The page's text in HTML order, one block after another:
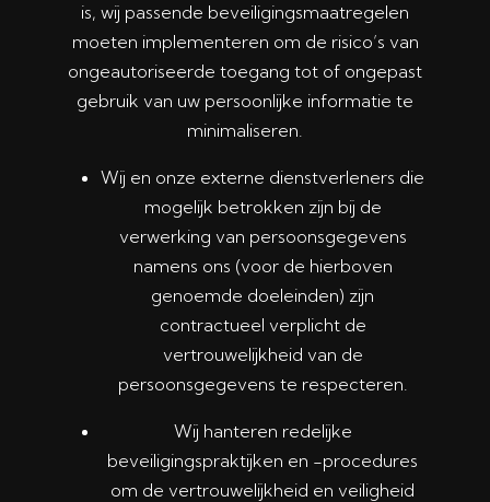
is, wij passende beveiligingsmaatregelen
moeten implementeren om de risico’s van
ongeautoriseerde toegang tot of ongepast
gebruik van uw persoonlijke informatie te
minimaliseren.
Wij en onze externe dienstverleners die
mogelijk betrokken zijn bij de
verwerking van persoonsgegevens
namens ons (voor de hierboven
genoemde doeleinden) zijn
contractueel verplicht de
vertrouwelijkheid van de
persoonsgegevens te respecteren.
Wij hanteren redelijke
beveiligingspraktijken en -procedures
om de vertrouwelijkheid en veiligheid